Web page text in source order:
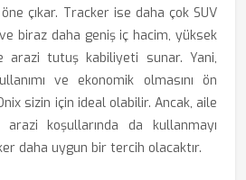
çıkar. Tracker ise daha çok SUV
biraz daha geniş iç hacim, yüksek
arazi tutuş kabiliyeti sunar. Yani,
ve ekonomik olmasını ön
sizin için ideal olabilir. Ancak, aile
koşullarında da kullanmayı
daha uygun bir tercih olacaktır.